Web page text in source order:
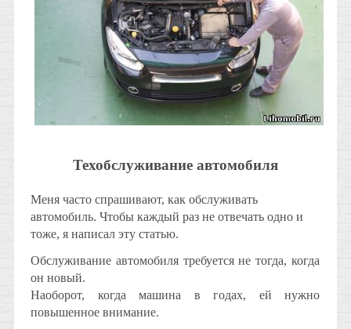
Техобслуживание автомобиля
Меня часто спрашивают, как обслуживать
автомобиль. Чтобы каждый раз не отвечать одно и
тоже, я написал эту статью.
Обслуживание автомобиля требуется не тогда, когда
он новый.
Наоборот, когда машина в годах, ей нужно
повышенное внимание.